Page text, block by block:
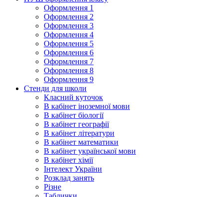
Оформлення 1
Оформлення 2
Оформлення 3
Оформлення 4
Оформлення 5
Оформлення 6
Оформлення 7
Оформлення 8
Оформлення 9
Стенди для школи
Класний куточок
В кабінет іноземної мови
В кабінет біології
В кабінет географії
В кабінет літератури
В кабінет математики
В кабінет української мови
В кабінет хімії
Інтелект України
Розклад занять
Різне